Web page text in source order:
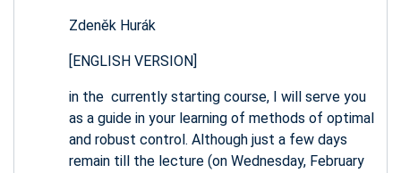
Zdeněk Hurák
[ENGLISH VERSION]
in the currently starting course, I will serve you
as a guide in your learning of methods of optimal
and robust control. Although just a few days
remain till the lecture (on Wednesday, February